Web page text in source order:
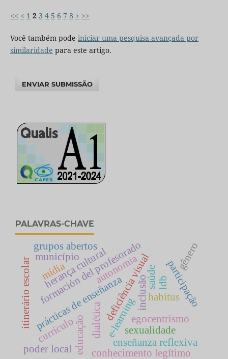
<< < 1 2 3 4 5 6 7 8 > >>
Você também pode iniciar uma pesquisa avançada por
similaridade para este artigo.
ENVIAR SUBMISSÃO
PALAVRAS-CHAVE
educação
deficiência visual
inclusão
e-learning
formación del profesorado
prácticas de enseñanza
enseñanza reflexiva
habitus
herança cultural
itinerário escolar
conhecimento legítimo
saúde participação
grupos abertos
dialética egocentrismo
município autonomia
poder local
currículo
ldb
gênero
mídia
sexualidade